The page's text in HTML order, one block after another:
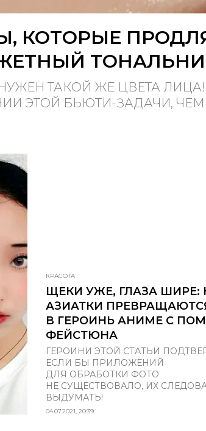
КОТОРЫЕ
ТАКОЙ ЖЕ ЦВЕТА
ЭТОЙ БЬЮТИ-ЗАДАЧИ,
КРАСОТА
ЩЕКИ УЖЕ, ГЛАЗА ШИРЕ:
АЗИАТКИ
В ГЕРОИНЬ АНИМЕ С
ФЕЙСТЮНА
ГЕРОИНИ ЭТОЙ СТАТЬИ
ЕСЛИ БЫ ПРИЛОЖЕНИЙ
ДЛЯ ОБРАБОТКИ ФОТО
НЕ СУЩЕСТВОВАЛО, ИХ
ВЫДУМАТЬ!
04.07.2021, 20:39